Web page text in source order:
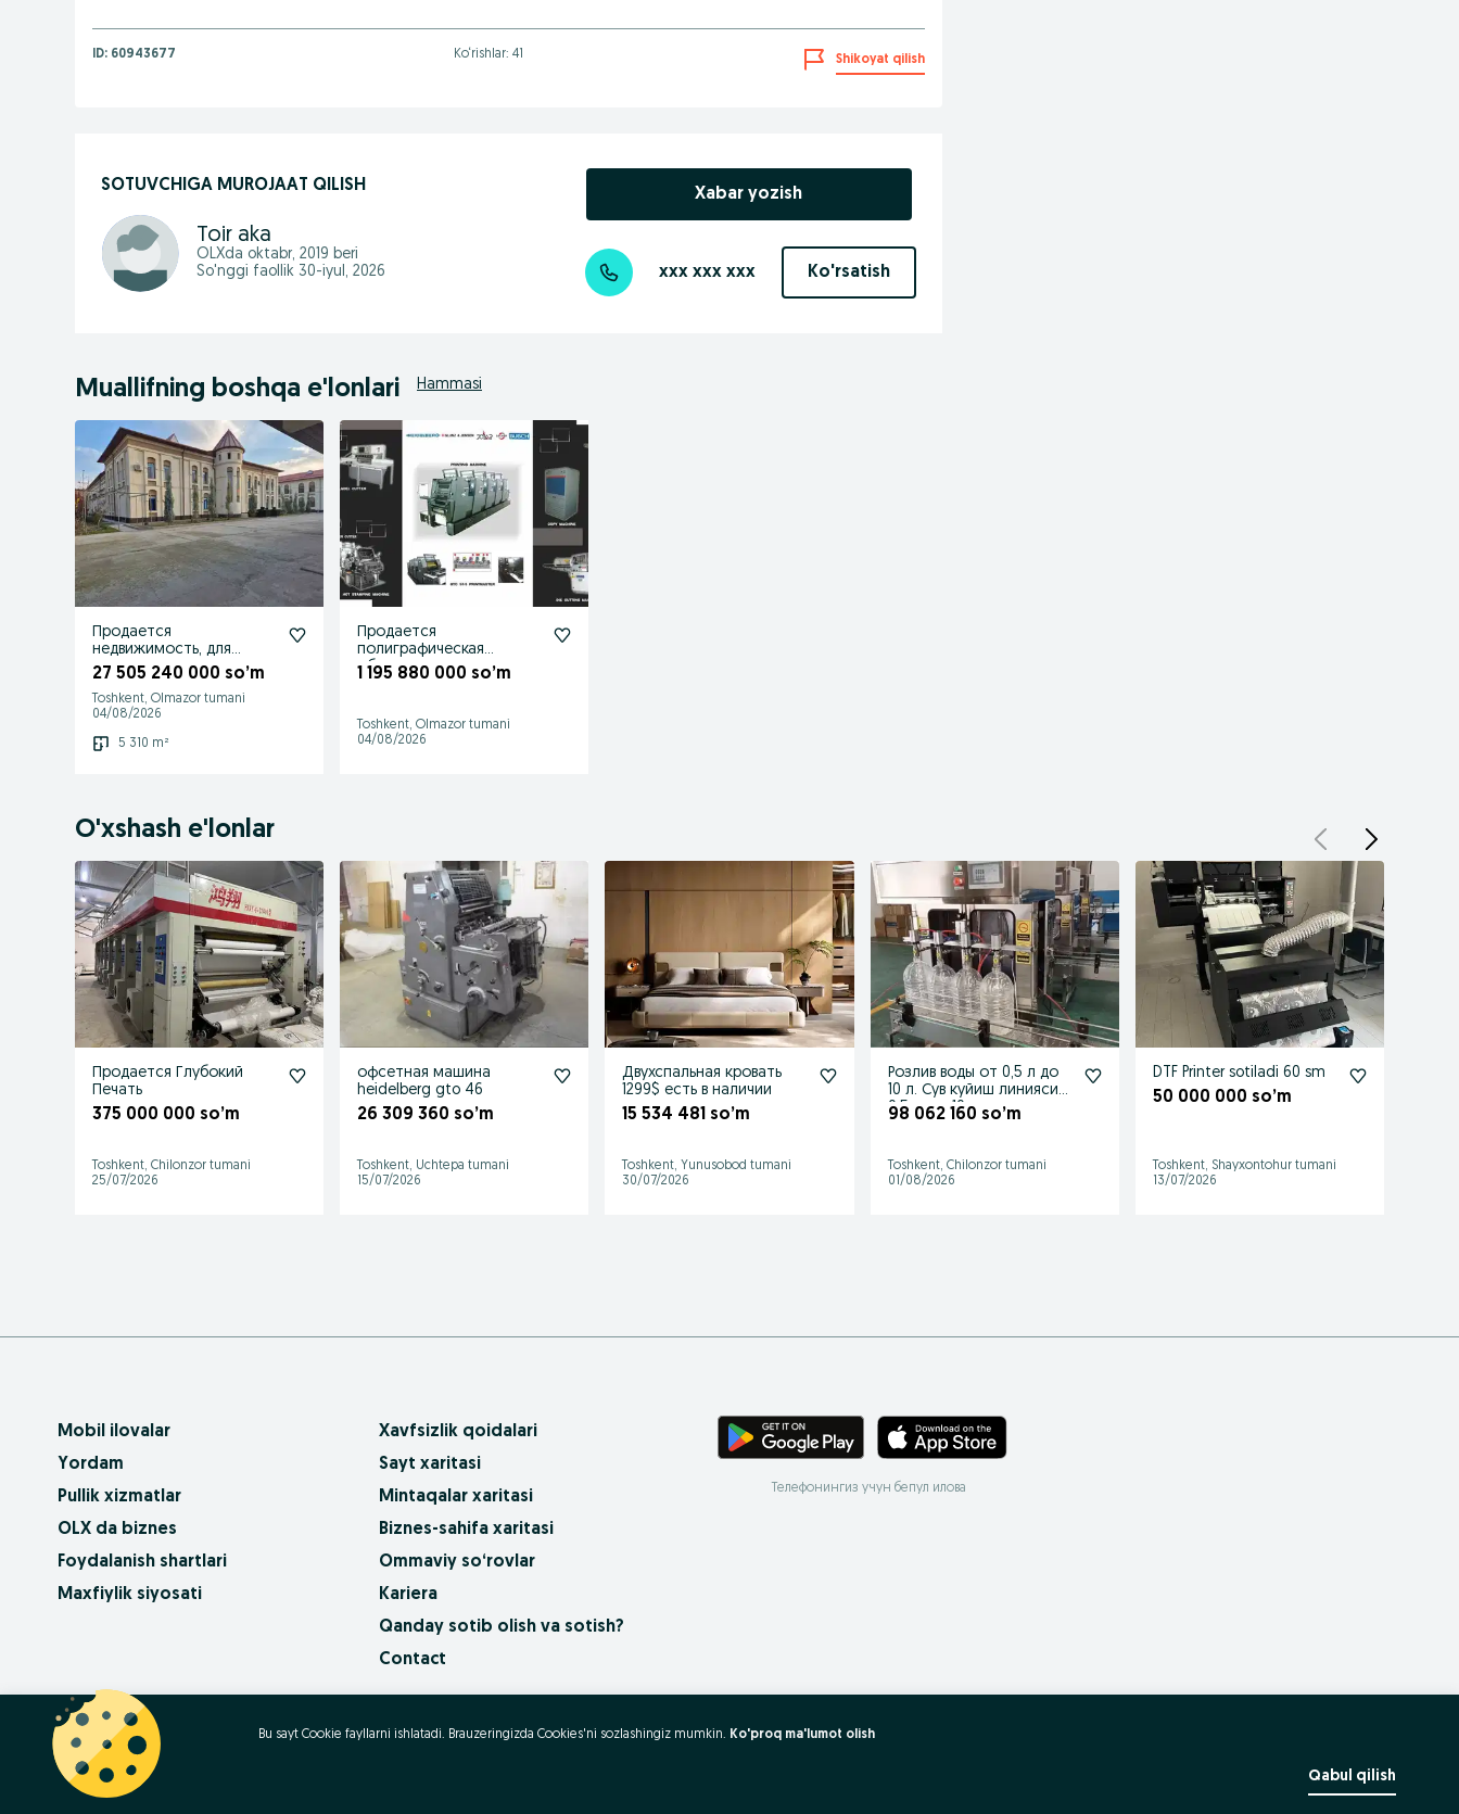
ID: 60943677 Ko‘rishlar: 41 Shikoyat qilish
SOTUVCHIGA MUROJAAT QILISH
Toir aka
OLXda oktabr, 2019 beri
So'nggi faollik 30-iyul, 2026
Xabar yozish
xxx xxx xxx Ko'rsatish
Muallifning boshqa e'lonlari Hammasi
Продается
недвижимость, для
создания
предприятие.
27 505 240 000 so’m
Toshkent, Olmazor tumani
04/08/2026
5 310 m²
Продается
полиграфическая
оборудование с полным
1 195 880 000 so’m
Toshkent, Olmazor tumani
04/08/2026
O'xshash e'lonlar
Продается Глубокий
Печать
375 000 000 so’m
Toshkent, Chilonzor tumani
25/07/2026
офсетная машина
heidelberg gto 46
26 309 360 so’m
Toshkent, Uchtepa tumani
15/07/2026
Двухспальная кровать
1299$ есть в наличии
15 534 481 so’m
Toshkent, Yunusobod tumani
30/07/2026
Розлив воды от 0,5 л до
10 л. Сув куйиш линияси
0,5л дан 10 литргача.
98 062 160 so’m
Toshkent, Chilonzor tumani
01/08/2026
DTF Printer sotiladi 60 sm
50 000 000 so’m
Toshkent, Shayxontohur tumani
13/07/2026
Mobil ilovalar
Yordam
Pullik xizmatlar
OLX da biznes
Foydalanish shartlari
Maxfiylik siyosati
Xavfsizlik qoidalari
Sayt xaritasi
Mintaqalar xaritasi
Biznes-sahifa xaritasi
Ommaviy so‘rovlar
Kariera
Qanday sotib olish va sotish?
Contact
Телефонингиз учун бепул илова
OLX.bg
Bu sayt Cookie fayllarni ishlatadi. Brauzeringizda Cookies'ni sozlashingiz mumkin. Ko'proq ma'lumot olish
Qabul qilish